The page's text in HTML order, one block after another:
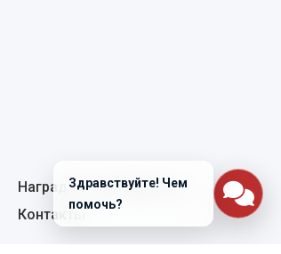
Награды и сертификаты
Контакты
Здравствуйте! Чем
помочь?